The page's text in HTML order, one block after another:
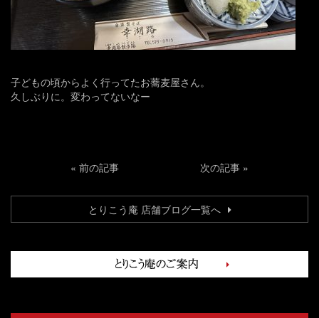
子どもの頃からよく行ってたお蕎麦屋さん。
久しぶりに。変わってないなー
« 前の記事 次の記事 »
とりこう庵 店舗ブログ一覧へ